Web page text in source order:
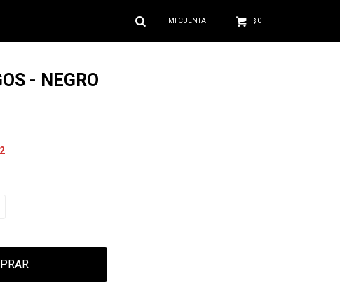
$ 0
- NEGRO